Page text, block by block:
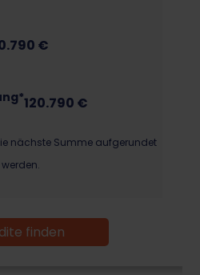
€
120.790 €
nächste Summe aufgerundet
werden.
finden